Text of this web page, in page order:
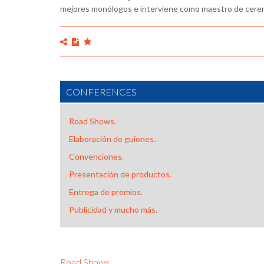
mejores monólogos e interviene como maestro de
CONFERENCES
Road Shows.
Elaboración de guiones.
Convenciones.
Presentación de productos.
Entrega de premios.
Publicidad y mucho más.
Road Shows.